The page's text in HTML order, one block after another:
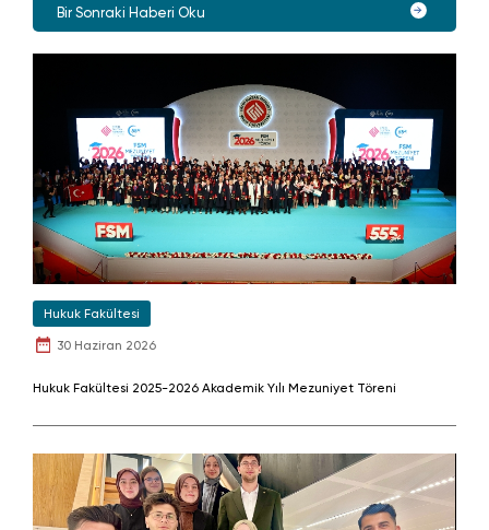
Bir Sonraki Haberi Oku
Hukuk Fakültesi
30 Haziran 2026
Hukuk Fakültesi 2025-2026 Akademik Yılı Mezuniyet Töreni